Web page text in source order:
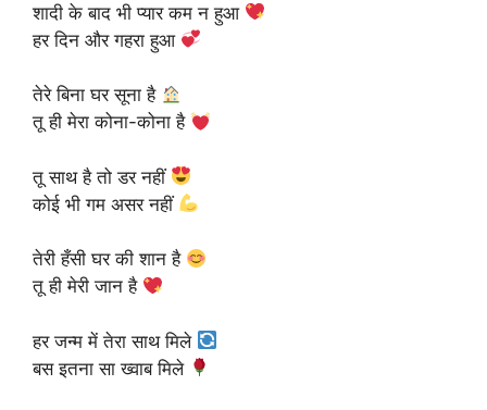
शादी के बाद भी प्यार कम न हुआ
हर दिन और गहरा हुआ
तेरे बिना घर सूना है
तू ही मेरा कोना-कोना है
तू साथ है तो डर नहीं
कोई भी गम असर नहीं
तेरी हँसी घर की शान है
तू ही मेरी जान है
हर जन्म में तेरा साथ मिले
बस इतना सा ख्वाब मिले